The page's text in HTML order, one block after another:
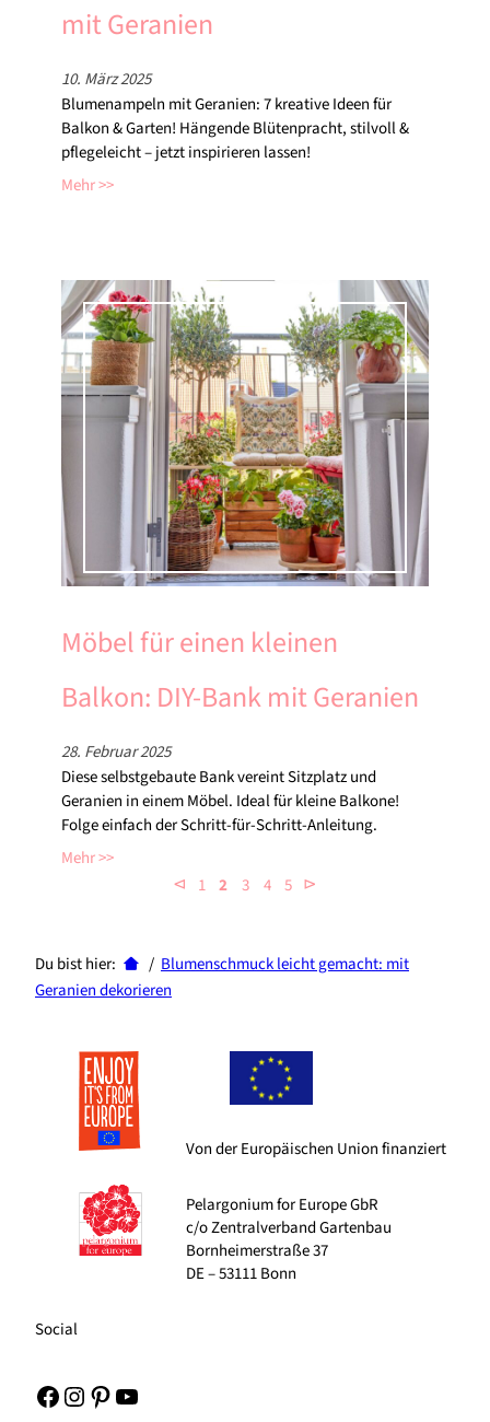
mit Geranien
10. März 2025
Blumenampeln mit Geranien: 7 kreative Ideen für
Balkon & Garten! Hängende Blütenpracht, stilvoll &
pflegeleicht – jetzt inspirieren lassen!
Mehr
Möbel für einen kleinen
Balkon: DIY-Bank mit Geranien
28. Februar 2025
Diese selbstgebaute Bank vereint Sitzplatz und
Geranien in einem Möbel. Ideal für kleine Balkone!
Folge einfach der Schritt-für-Schritt-Anleitung.
Mehr
⊲
1 2 3 4 5 ⊳
Du bist hier: / Blumenschmuck leicht gemacht: mit
Geranien dekorieren
Von der Europäischen Union finanziert
Pelargonium for Europe GbR
c/o Zentralverband Gartenbau
Bornheimerstraße 37
DE – 53111 Bonn
Social
Facebook Instagram Pinterest YouTube